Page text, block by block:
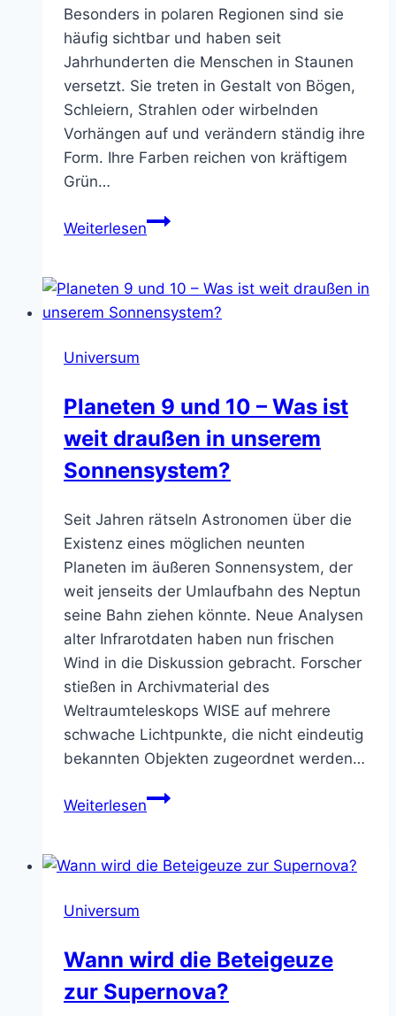
Besonders in polaren Regionen sind sie
häufig sichtbar und haben seit
Jahrhunderten die Menschen in Staunen
versetzt. Sie treten in Gestalt von Bögen,
Schleiern, Strahlen oder wirbelnden
Vorhängen auf und verändern ständig ihre
Form. Ihre Farben reichen von kräftigem
Grün…
WeiterlesenPolarlichter
am
Himmel
Universum
Planeten 9 und 10 – Was ist
weit draußen in unserem
Sonnensystem?
Seit Jahren rätseln Astronomen über die
Existenz eines möglichen neunten
Planeten im äußeren Sonnensystem, der
weit jenseits der Umlaufbahn des Neptun
seine Bahn ziehen könnte. Neue Analysen
alter Infrarotdaten haben nun frischen
Wind in die Diskussion gebracht. Forscher
stießen in Archivmaterial des
Weltraumteleskops WISE auf mehrere
schwache Lichtpunkte, die nicht eindeutig
bekannten Objekten zugeordnet werden…
WeiterlesenPlaneten
10
weit
draußen
Universum
Wann wird die Beteigeuze
zur Supernova?